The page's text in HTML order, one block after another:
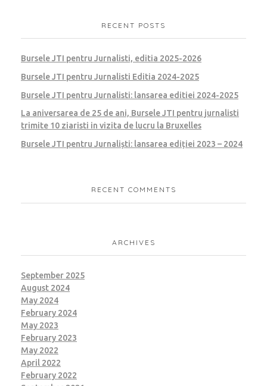
RECENT POSTS
Bursele JTI pentru Jurnalisti, editia 2025-2026
Bursele JTI pentru Jurnalisti Editia 2024-2025
Bursele JTI pentru Jurnalisti: lansarea editiei 2024-2025
La aniversarea de 25 de ani, Bursele JTI pentru jurnalisti
trimite 10 ziaristi in vizita de lucru la Bruxelles
Bursele JTI pentru Jurnaliști: lansarea ediției 2023 – 2024
RECENT COMMENTS
ARCHIVES
September 2025
August 2024
May 2024
February 2024
May 2023
February 2023
May 2022
April 2022
February 2022